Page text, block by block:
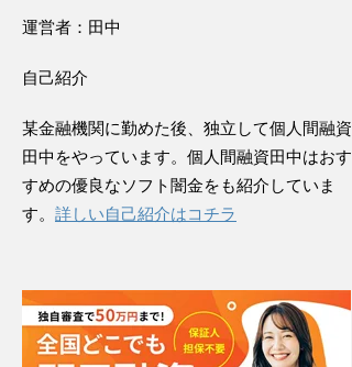
運営者：田中
自己紹介
某金融機関に勤めた後、独立して個人間融資
田中をやっています。個人間融資田中はおす
すめの優良なソフト闇金をも紹介していま
す。 詳しい自己紹介はコチラ